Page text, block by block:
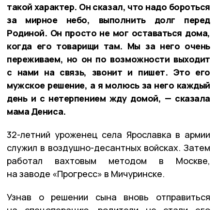
такой характер. Он сказал, что надо бороться
за мирное небо, выполнить долг перед
Родиной. Он просто не мог оставаться дома,
когда его товарищи там. Мы за него очень
переживаем, но он по возможности выходит
с нами на связь, звонит и пишет. Это его
мужское решение, а я молюсь за него каждый
день и с нетерпением жду домой, — сказала
мама Дениса.
32-летний уроженец села Ярославка в армии
служил в воздушно-десантных войсках. Затем
работал вахтовым методом в Москве,
на заводе «Прогресс» в Мичуринске.
Узнав о решении сына вновь отправиться